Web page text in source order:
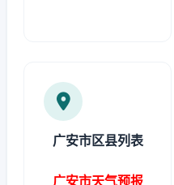
广安市区县列表
广安市天气预报